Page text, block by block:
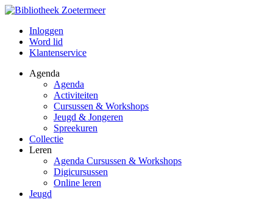
Inloggen
Word lid
Klantenservice
Agenda
Agenda
Activiteiten
Cursussen & Workshops
Jeugd & Jongeren
Spreekuren
Collectie
Leren
Agenda Cursussen & Workshops
Digicursussen
Online leren
Jeugd